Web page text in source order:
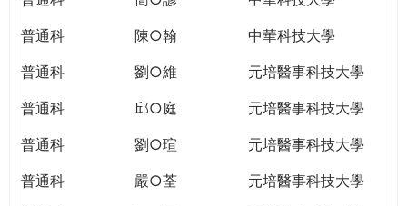
普通科
陳○翰
中華科技大學
普通科
劉○維
元培醫事科技大學
普通科
邱○庭
元培醫事科技大學
普通科
劉○瑄
元培醫事科技大學
普通科
嚴○荃
元培醫事科技大學